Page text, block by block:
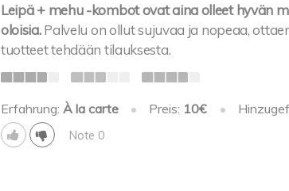
Leipä + mehu -kombot ovat aina olleet hyvän
oloisia. Palvelu on ollut sujuvaa ja nopeaa,
tuotteet tehdään tilauksesta.
Erfahrung: À la carte • Preis: 10€ •
Note 0